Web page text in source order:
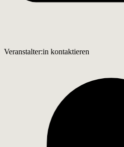
Veranstalter:in kontaktieren